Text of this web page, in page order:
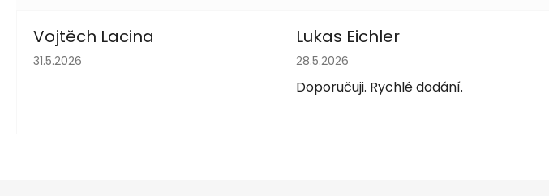
Vojtěch Lacina
Hodnocení obchodu je 5 z 5 hvězdiček.
31.5.2026
Lukas Eichler
Hodnocení obchodu je 5 z 5 hvězdiček.
28.5.2026
Doporučuji. Rychlé dodání.